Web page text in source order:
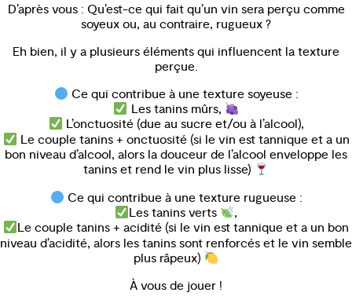
D’après vous : Qu’est-ce qui fait qu’un vin sera perçu comme
soyeux ou, au contraire, rugueux ?
Eh bien, il y a plusieurs éléments qui influencent la texture
perçue.
Ce qui contribue à une texture soyeuse :
Les tanins mûrs,
L’onctuosité (due au sucre et/ou à l’alcool),
Le couple tanins + onctuosité (si le vin est tannique et a un
bon niveau d’alcool, alors la douceur de l’alcool enveloppe les
tanins et rend le vin plus lisse)
Ce qui contribue à une texture rugueuse :
Les tanins verts
,
Le couple tanins + acidité (si le vin est tannique et a un bon
niveau d’acidité, alors les tanins sont renforcés et le vin semble
plus râpeux)
À vous de jouer !